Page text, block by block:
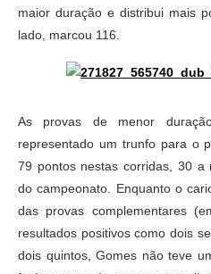
maior duração e distribui mais
lado, marcou 116.
As provas de menor
representado um trunfo para o
79 pontos nestas corridas, 30
do campeonato. Enquanto o
das provas complementares
resultados positivos como dois
dois quintos, Gomes não teve